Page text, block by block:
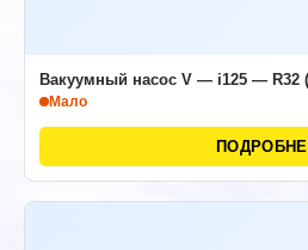
Вакуумный насос V — i125 — R32
Мало